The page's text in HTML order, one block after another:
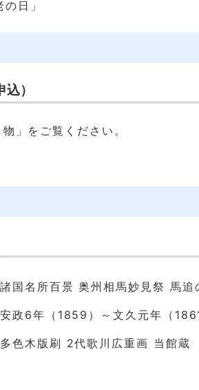
日」
）
」をご覧ください。
諸国名所百景 奥州相馬妙見祭 馬追
安政6年（1859）～文久元年（1861
多色木版刷 2代歌川広重画 当館蔵